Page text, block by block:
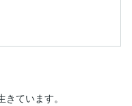
ています。